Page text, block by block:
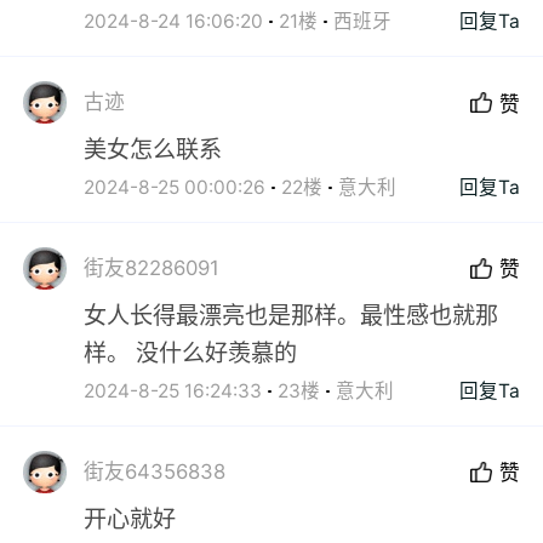
2024-8-24 16:06:20 21楼 西班牙 回复Ta
古迹 赞
美女怎么联系
2024-8-25 00:00:26 22楼 意大利 回复Ta
街友82286091 赞
女人长得最漂亮也是那样。最性感也就那
样。 没什么好羡慕的
2024-8-25 16:24:33 23楼 意大利 回复Ta
街友64356838 赞
开心就好